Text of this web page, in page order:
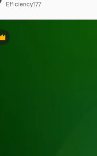
Premium
Efficiency177